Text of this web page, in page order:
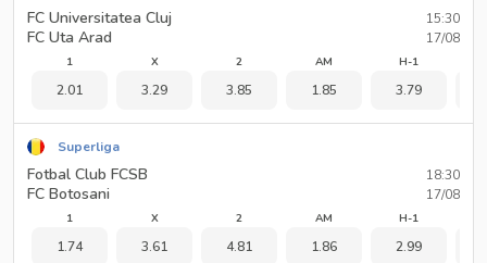
FC Universitatea Cluj
FC Uta Arad
15:30
17/08
1
2.01
X
3.29
2
3.85
AM
1.85
H-1
3.79
Superliga
Fotbal Club FCSB
FC Botosani
18:30
17/08
1
1.74
X
3.61
2
4.81
AM
1.86
H-1
2.99